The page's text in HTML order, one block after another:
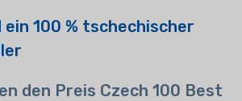
ein 100 % tschechischer
den Preis Czech 100 Best